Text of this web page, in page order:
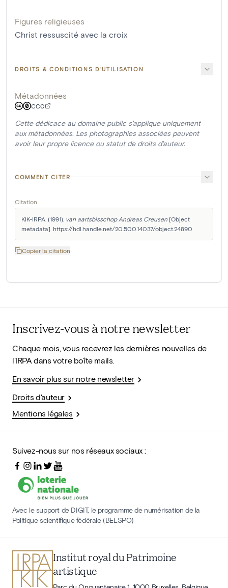
Figures religieuses
Christ ressuscité avec la croix
DROITS & CONDITIONS D'UTILISATION
Métadonnées
CC0
Cette dédicace au domaine public s'applique uniquement
aux métadonnées. Les photographies associées peuvent
avoir leur propre licence ou statut de droits d'auteur.
COMMENT CITER
Citation
KIK-IRPA. (1991). van aartsbisschop Andreas Creusen [Object
metadata]. https://hdl.handle.net/20.500.14037/object.24890
Copier la citation
Inscrivez-vous à notre newsletter
Chaque mois, vous recevrez les dernières nouvelles de
l'IRPA dans votre boîte mails.
En savoir plus sur notre newsletter
Droits d'auteur
Mentions légales
Suivez-nous sur nos réseaux sociaux :
Avec le support de DIGIT, le programme de numérisation de la
Politique scientifique fédérale (BELSPO)
Institut royal du Patrimoine
artistique